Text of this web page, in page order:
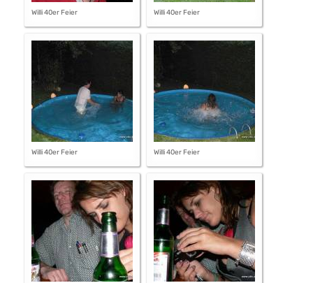
Willi 40er Feier Willi 40er Feier
Willi 40er Feier Willi 40er Feier